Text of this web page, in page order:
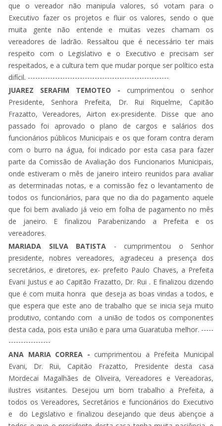
que o vereador não manipula valores, só votam para o
Executivo fazer os projetos e fluir os valores, sendo o que
muita gente não entende e muitas vezes chamam os
vereadores de ladrão. Ressaltou que é necessário ter mais
respeito com o Legislativo e o Executivo e precisam ser
respeitados, e a cultura tem que mudar porque ser político esta
difícil. ---------------------------------------------------------
JUAREZ SERAFIM TEMOTEO - cumprimentou o senhor
Presidente, Senhora Prefeita, Dr. Rui Riquelme, Capitão
Frazatto, Vereadores, Airton ex-presidente. Disse que ano
passado foi aprovado o plano de cargos e salários dos
funcionários públicos Municipais e os que foram contra deram
com o burro na água, foi indicado por esta casa para fazer
parte da Comissão de Avaliação dos Funcionarios Municipais,
onde estiveram o mês de janeiro inteiro reunidos para avaliar
as determinadas notas, e a comissão fez o levantamento de
todos os funcionários, para que no dia do pagamento aquele
que foi bem avaliado já veio em folha de pagamento no mês
de janeiro. E finalizou Parabenizando a Prefeita e os
vereadores.
MARIADA SILVA BATISTA - cumprimentou o Senhor
presidente, nobres vereadores, agradeceu a presença dos
secretários, e diretores, ex- prefeito Paulo Chaves, a Prefeita
Evani Justus e ao Capitão Frazatto, Dr. Rui . E finalizou dizendo
que é com muita honra que deseja as boas vindas a todos, e
que espera que este ano de trabalho que se inicia seja muito
produtivo, contando com a união de todos os componentes
desta cada, pois esta união e para uma Guaratuba melhor. -----
-----------------
ANA MARIA CORREA - cumprimentou a Prefeita Municipal
Evani, Dr. Rui, Capitão Frazatto, Presidente desta casa
Mordecai Magalhães de Oliveira, Vereadores e Vereadoras,
ilustres visitantes. Desejou um bom trabalho a Prefeita, a
todos os Vereadores, Secretários e funcionários do Executivo
e do Legislativo e finalizou desejando que deus abençoe a